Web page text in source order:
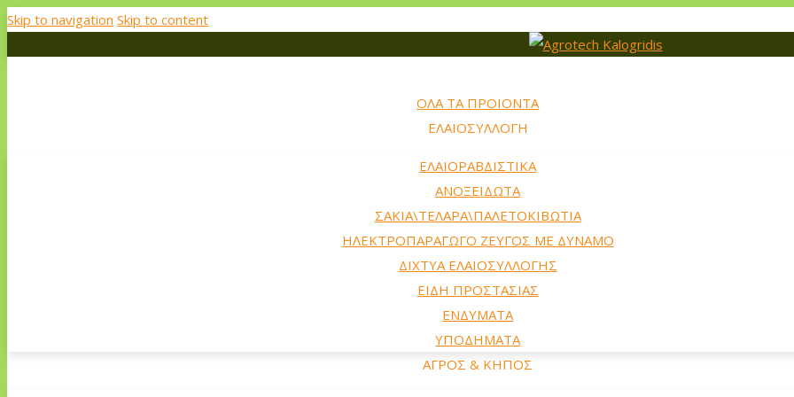
Skip to navigation Skip to content
ΟΛΑ ΤΑ ΠΡΟΙΟΝΤΑ
ΕΛΑΙΟΣΥΛΛΟΓΗ
ΕΛΑΙΟΡΑΒΔΙΣΤΙΚΑ
ΑΝΟΞΕΙΔΩΤΑ
ΣΑΚΙΑ\ΤΕΛΑΡΑ\ΠΑΛΕΤΟΚΙΒΩΤΙΑ
ΗΛΕΚΤΡΟΠΑΡΑΓΩΓΟ ΖΕΥΓΟΣ ΜΕ ΔΥΝΑΜΟ
ΔΙΧΤΥΑ ΕΛΑΙΟΣΥΛΛΟΓΗΣ
ΕΙΔΗ ΠΡΟΣΤΑΣΙΑΣ
ΕΝΔΥΜΑΤΑ
ΥΠΟΔΗΜΑΤΑ
ΑΓΡΟΣ & ΚΗΠΟΣ